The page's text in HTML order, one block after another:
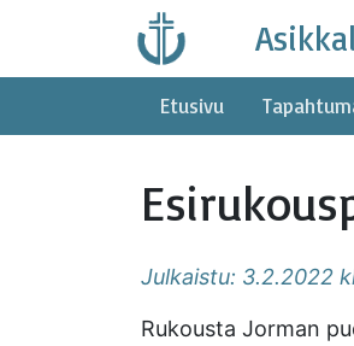
content
Etusivu
Julkaistu: 3.2.2022
Rukousta Jorman